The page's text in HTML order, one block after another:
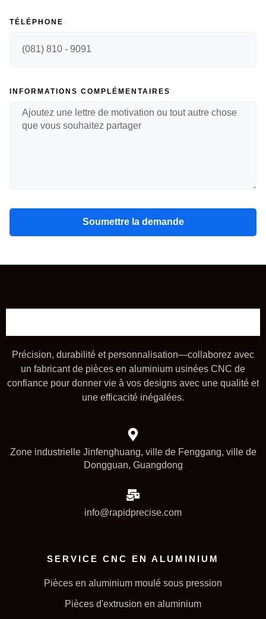
TÉLÉPHONE
INFORMATIONS COMPLÉMENTAIRES
Soumettre la demande
Précision, durabilité et personnalisation—collaborez avec
un fabricant de pièces en aluminium usinées CNC de
confiance pour donner vie à vos designs avec une qualité et
une efficacité inégalées.
Zone industrielle Jinfenghuang, ville de Fenggang, ville de
Dongguan, Guangdong
info@rapidprecise.com
SERVICE CNC EN ALUMINIUM
Pièces en aluminium moulé sous pression
Pièces d'extrusion en aluminium